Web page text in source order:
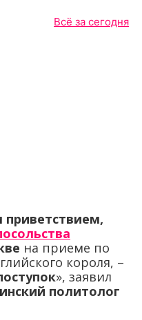
Всё за сегодня
приветствием,
на приеме по
короля, –
», заявил
политолог